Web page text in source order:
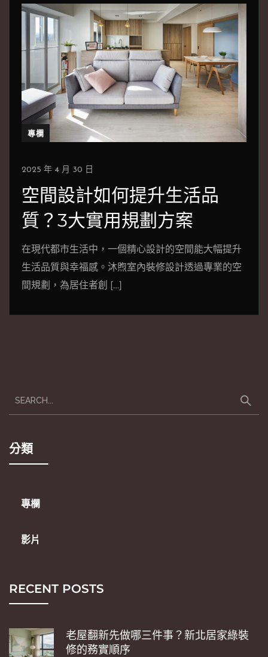
專欄
2025 年 4 月 30 日
空間設計如何提升生活品
質？3大實用規劃方案
在現代都市生活中，一個精心設計的空間能大幅提升
生活品質與幸福感。沐煦室內裝修設計透過專業的空
間規劃，為居住者創 […]
分類
專欄
影片
RECENT POSTS
老屋翻新先做哪三件事？新北居家綠裝
修的務實順序